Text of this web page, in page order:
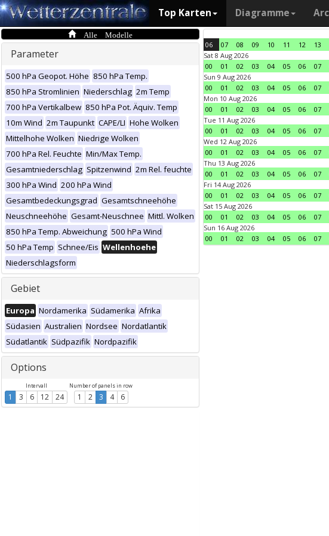
Top Karten Diagramme
Alle Modelle
Parameter
500 hPa Geopot. Höhe 850 hPa Temp.
850 hPa Stromlinien Niederschlag 2m Temp
700 hPa Vertikalbew 850 hPa Pot. Äquiv. Temp
10m Wind 2m Taupunkt CAPE/LI Hohe Wolken
Mittelhohe Wolken Niedrige Wolken
700 hPa Rel. Feuchte Min/Max Temp.
Gesamtniederschlag Spitzenwind 2m Rel. feuchte
300 hPa Wind 200 hPa Wind
Gesamtbedeckungsgrad Gesamtschneehöhe
Neuschneehöhe Gesamt-Neuschnee Mittl. Wolken
850 hPa Temp. Abweichung 500 hPa Wind
50 hPa Temp Schnee/Eis Wellenhoehe
Niederschlagsform
Gebiet
Europa Nordamerika Südamerika Afrika
Südasien Australien Nordsee Nordatlantik
Südatlantik Südpazifik Nordpazifik
Options
Intervall
1 3 6 12 24
Number of panels in row
1 2 3 4 6
06 07 08 09 10 11 12 13
Sat 8 Aug 2026
00
01 02 03 04 05 06 07
Sun 9 Aug 2026
00
01 02 03 04 05 06 07
Mon 10 Aug 2026
00
01 02 03 04 05 06 07
Tue 11 Aug 2026
00
01 02 03 04 05 06 07
Wed 12 Aug 2026
00
01 02 03 04 05 06 07
Thu 13 Aug 2026
00
01 02 03 04 05 06 07
Fri 14 Aug 2026
00
01 02 03 04 05 06 07
Sat 15 Aug 2026
00
01 02 03 04 05 06 07
Sun 16 Aug 2026
00
01 02 03 04 05 06 07